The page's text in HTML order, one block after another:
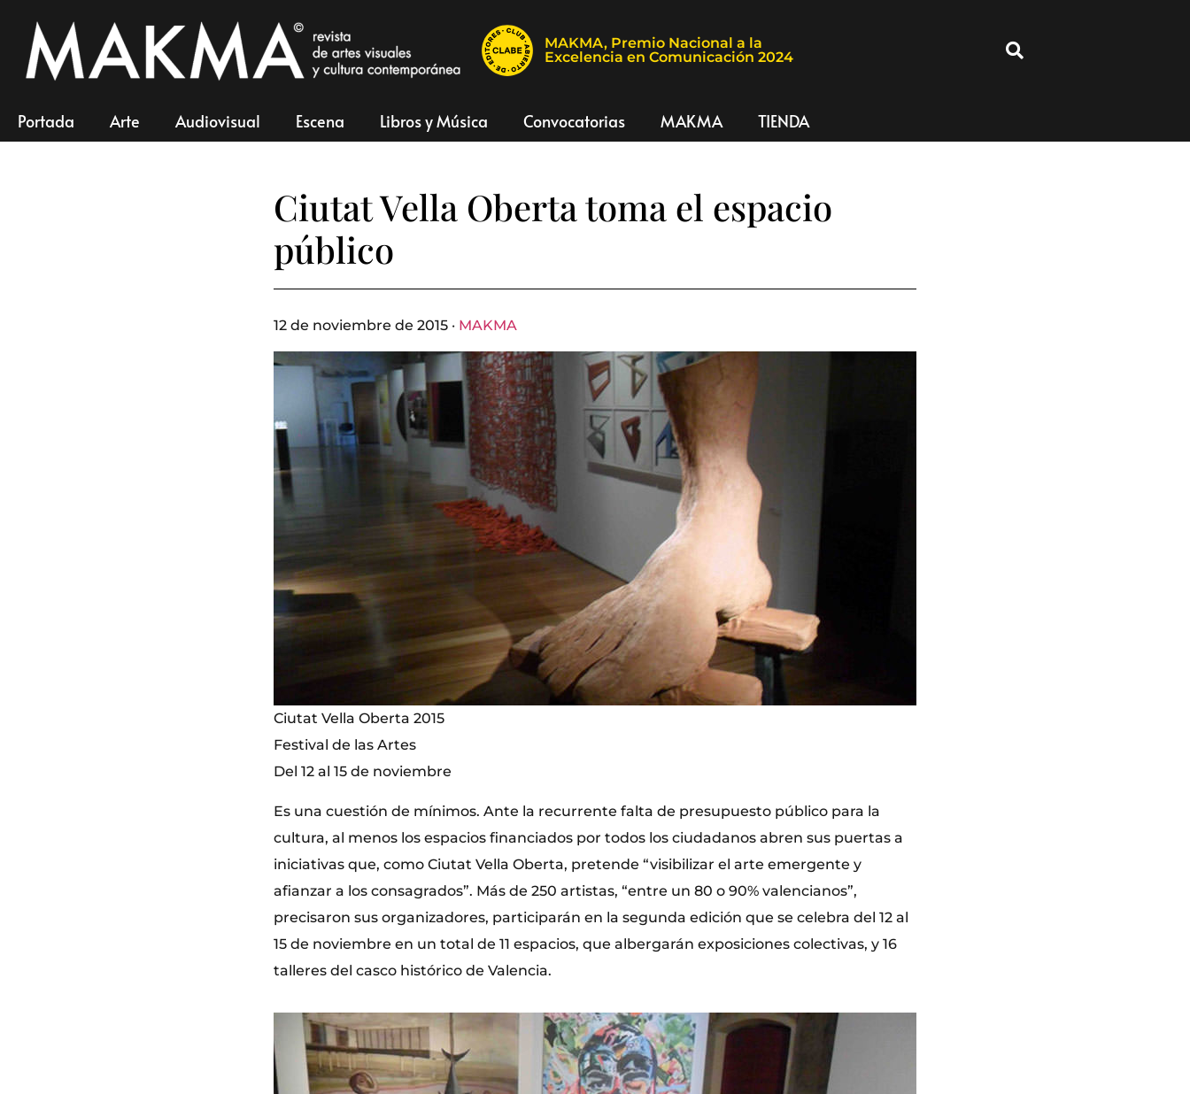
MAKMA, Premio Nacional a la
Excelencia en Comunicación 2024
Portada Arte Audiovisual Escena Libros y Música Convocatorias MAKMA TIENDA
Ciutat Vella Oberta toma el espacio
público
12 de noviembre de 2015 · MAKMA
Ciutat Vella Oberta 2015
Festival de las Artes
Del 12 al 15 de noviembre
Es una cuestión de mínimos. Ante la recurrente falta de presupuesto público para la
cultura, al menos los espacios financiados por todos los ciudadanos abren sus puertas a
iniciativas que, como Ciutat Vella Oberta, pretende “visibilizar el arte emergente y
afianzar a los consagrados”. Más de 250 artistas, “entre un 80 o 90% valencianos”,
precisaron sus organizadores, participarán en la segunda edición que se celebra del 12 al
15 de noviembre en un total de 11 espacios, que albergarán exposiciones colectivas, y 16
talleres del casco histórico de Valencia.